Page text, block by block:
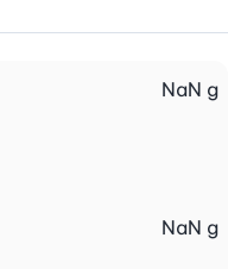
NaN g
NaN g